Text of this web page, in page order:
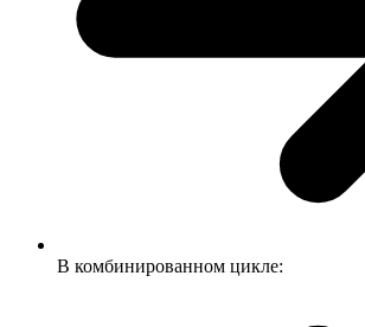
В комбинированном цикле: